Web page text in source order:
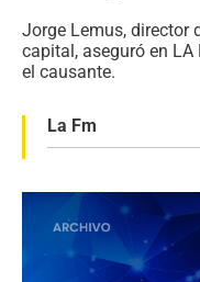
Jorge Lemus, director
capital, aseguró en LA
el causante.
La Fm